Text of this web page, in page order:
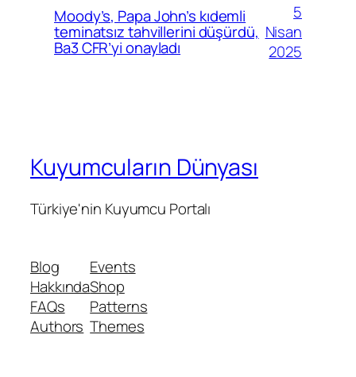
Moody’s, Papa John’s kıdemli
teminatsız tahvillerini düşürdü,
Ba3 CFR’yi onayladı
5
Nisan
2025
Kuyumcuların Dünyası
Türkiye'nin Kuyumcu Portalı
Blog
Hakkında
FAQs
Authors
Events
Shop
Patterns
Themes